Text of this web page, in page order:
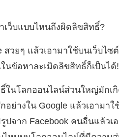
เว็บแบบไหนถึงผิดลิขสิทธิ์?
วยๆ แล้วเอามาใช้บนเว็บไซ
ข้อหาละเมิดลิขสิทธิ์ก็เป็นได้
ในโลกออนไลน์ส่วนใหญ่มักเ
อย่างใน Google แล้วเอามา
ปจาก Facebook คนอื่นแล้วเ